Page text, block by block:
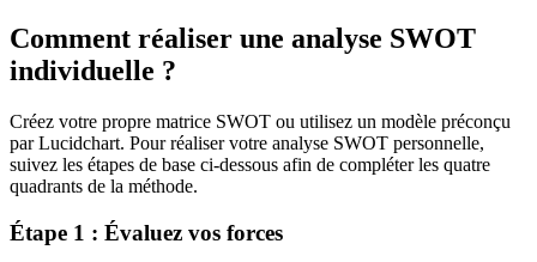
Comment réaliser une analyse SWOT
individuelle ?
Créez votre propre matrice SWOT ou utilisez un modèle préconçu
par Lucidchart. Pour réaliser votre analyse SWOT personnelle,
suivez les étapes de base ci-dessous afin de compléter les quatre
quadrants de la méthode.
Étape 1 : Évaluez vos forces